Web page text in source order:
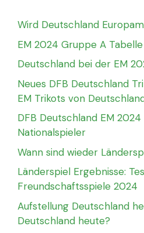
Wird Deutschland
EM 2024 Gruppe A
Deutschland bei der EM
Neues DFB Deutschland
EM Trikots von
DFB Deutschland EM
Nationalspieler
Wann sind wieder
Länderspiel Ergebnisse:
Freundschaftsspiele 2024
Aufstellung Deutschland
Deutschland heute?